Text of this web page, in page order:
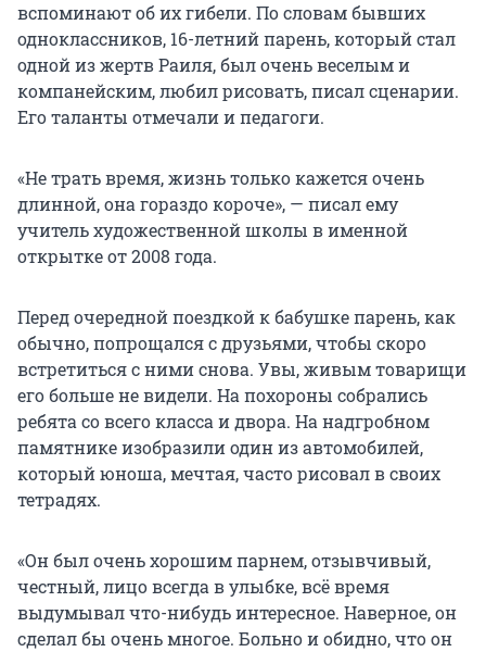
вспоминают об их гибели. По словам бывших
одноклассников, 16-летний парень, который стал
одной из жертв Раиля, был очень веселым и
компанейским, любил рисовать, писал сценарии.
Его таланты отмечали и педагоги.
«Не трать время, жизнь только кажется очень
длинной, она гораздо короче», — писал ему
учитель художественной школы в именной
открытке от 2008 года.
Перед очередной поездкой к бабушке парень, как
обычно, попрощался с друзьями, чтобы скоро
встретиться с ними снова. Увы, живым товарищи
его больше не видели. На похороны собрались
ребята со всего класса и двора. На надгробном
памятнике изобразили один из автомобилей,
который юноша, мечтая, часто рисовал в своих
тетрадях.
«Он был очень хорошим парнем, отзывчивый,
честный, лицо всегда в улыбке, всё время
выдумывал что-нибудь интересное. Наверное, он
сделал бы очень многое. Больно и обидно, что он